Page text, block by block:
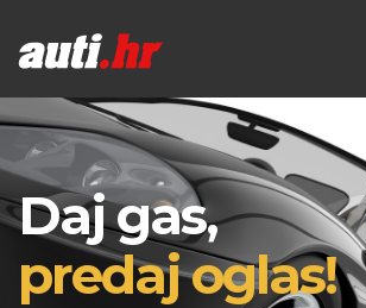
Daj gas,
predaj oglas!